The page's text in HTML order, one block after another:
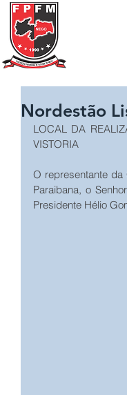
Nordestão
LOCAL DA
VISTORIA
O representante da
Paraibana, o
Presidente Hélio